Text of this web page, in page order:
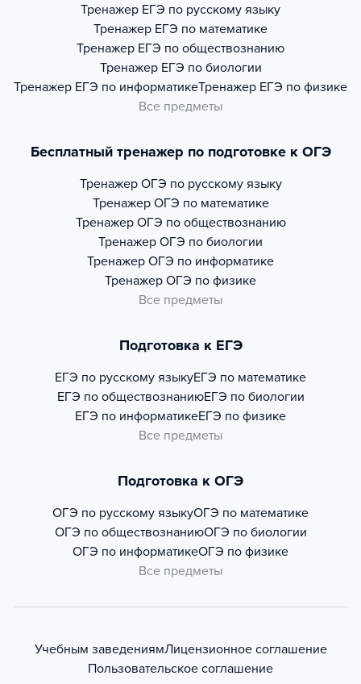
Тренажер ЕГЭ по русскому языку
Тренажер ЕГЭ по математике
Тренажер ЕГЭ по обществознанию
Тренажер ЕГЭ по биологии
Тренажер ЕГЭ по информатикеТренажер ЕГЭ по физике
Все предметы
Бесплатный тренажер по подготовке к ОГЭ
Тренажер ОГЭ по русскому языку
Тренажер ОГЭ по математике
Тренажер ОГЭ по обществознанию
Тренажер ОГЭ по биологии
Тренажер ОГЭ по информатике
Тренажер ОГЭ по физике
Все предметы
Подготовка к ЕГЭ
ЕГЭ по русскому языкуЕГЭ по математике
ЕГЭ по обществознаниюЕГЭ по биологии
ЕГЭ по информатикеЕГЭ по физике
Все предметы
Подготовка к ОГЭ
ОГЭ по русскому языкуОГЭ по математике
ОГЭ по обществознаниюОГЭ по биологии
ОГЭ по информатикеОГЭ по физике
Все предметы
Учебным заведениямЛицензионное соглашение
Пользовательское соглашение